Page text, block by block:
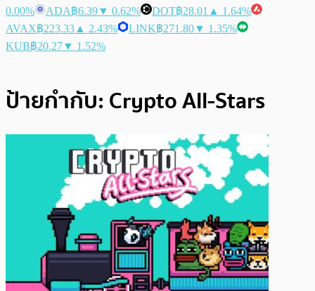
0.00%
ADA฿6.39▼ 0.62% DOT฿28.01 ▲ 1.64%
AVAX฿223.33 ▲ 2.43% LINK฿271.80▼ 1.35%
KUB฿20.27▼ 1.52%
ป้ายกำกับ: Crypto All-Stars